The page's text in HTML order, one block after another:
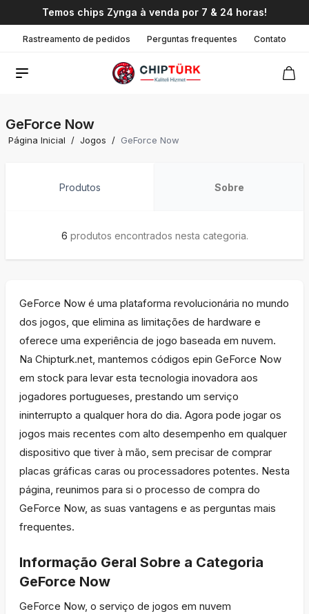
Temos chips Zynga à venda por 7 & 24 horas!
Rastreamento de pedidos Perguntas frequentes Contato
GeForce Now
Página Inicial / Jogos / GeForce Now
Produtos Sobre
6 produtos encontrados nesta categoria.
GeForce Now é uma plataforma revolucionária no mundo
dos jogos, que elimina as limitações de hardware e
oferece uma experiência de jogo baseada em nuvem.
Na Chipturk.net, mantemos códigos epin GeForce Now
em stock para levar esta tecnologia inovadora aos
jogadores portugueses, prestando um serviço
ininterrupto a qualquer hora do dia. Agora pode jogar os
jogos mais recentes com alto desempenho em qualquer
dispositivo que tiver à mão, sem precisar de comprar
placas gráficas caras ou processadores potentes. Nesta
página, reunimos para si o processo de compra do
GeForce Now, as suas vantagens e as perguntas mais
frequentes.
Informação Geral Sobre a Categoria
GeForce Now
GeForce Now, o serviço de jogos em nuvem